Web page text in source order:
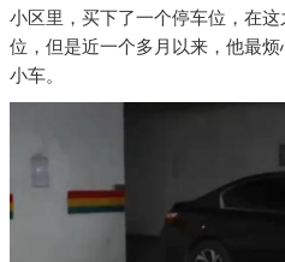
小区里，买下了一个停车位，在
位，但是近一个多月以来，他最
小车。